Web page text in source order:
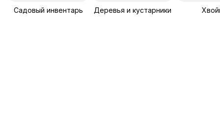
Садовый инвентарь Деревья и кустарники